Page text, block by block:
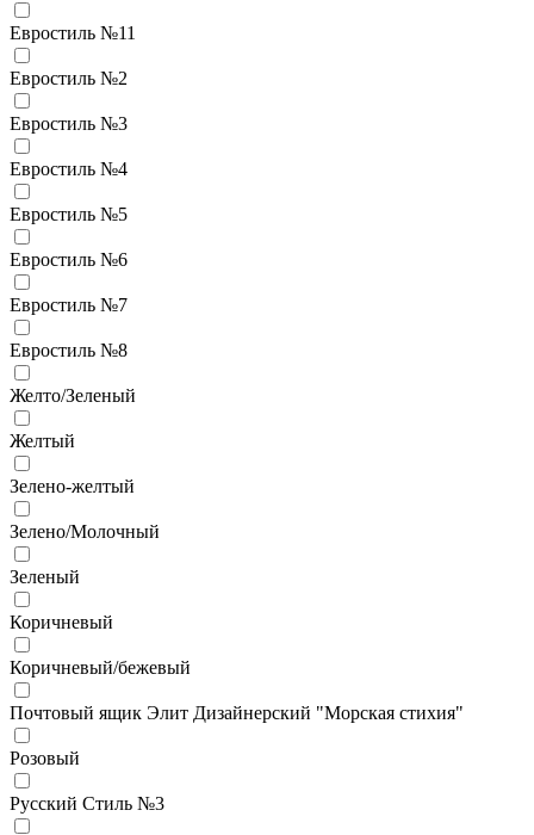
Евростиль №11
Евростиль №2
Евростиль №3
Евростиль №4
Евростиль №5
Евростиль №6
Евростиль №7
Евростиль №8
Желто/Зеленый
Желтый
Зелено-желтый
Зелено/Молочный
Зеленый
Коричневый
Коричневый/бежевый
Почтовый ящик Элит Дизайнерский "Морская стихия"
Розовый
Русский Стиль №3